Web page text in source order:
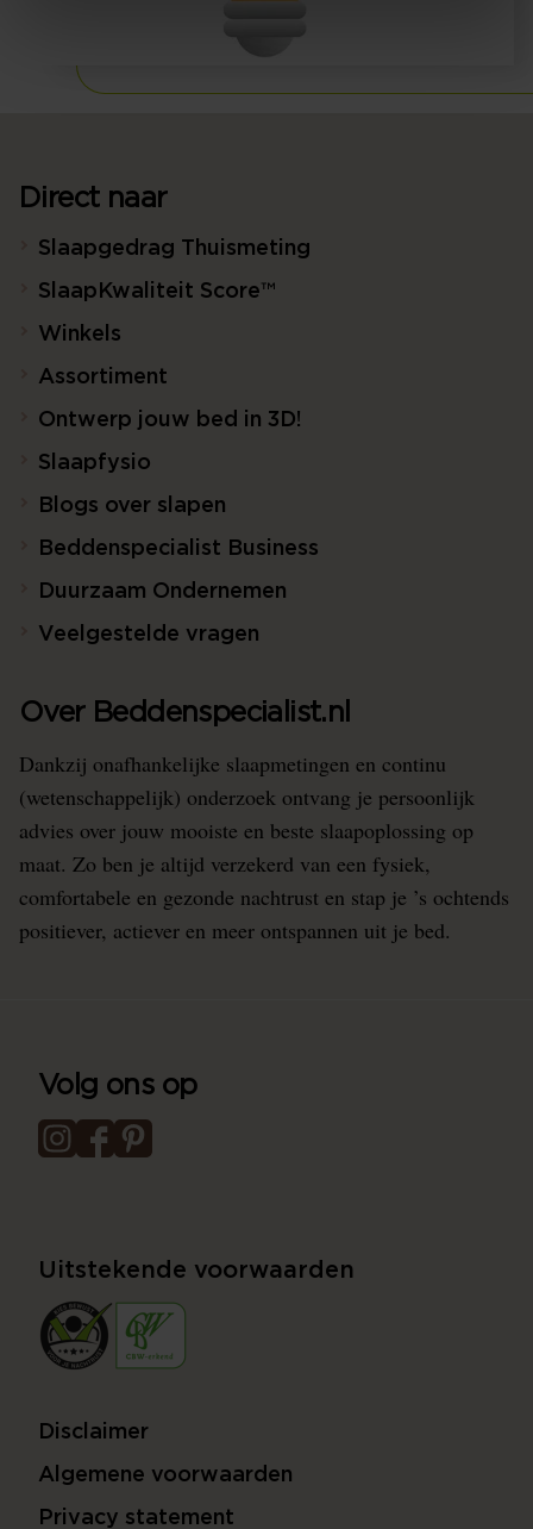
Direct naar
Slaapgedrag Thuismeting
SlaapKwaliteit Score™
Winkels
Assortiment
Ontwerp jouw bed in 3D!
Slaapfysio
Blogs over slapen
Beddenspecialist Business
Duurzaam Ondernemen
Veelgestelde vragen
Over Beddenspecialist.nl
Dankzij onafhankelijke slaapmetingen en continu
(wetenschappelijk) onderzoek ontvang je persoonlijk
advies over jouw mooiste en beste slaapoplossing op
maat. Zo ben je altijd verzekerd van een fysiek,
comfortabele en gezonde nachtrust en stap je ’s ochtends
positiever, actiever en meer ontspannen uit je bed.
Volg ons op
Uitstekende voorwaarden
Disclaimer
Algemene voorwaarden
Privacy statement